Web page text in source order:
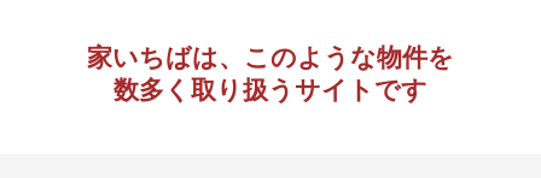
家いちばは、このような物件を
数多く取り扱うサイトです